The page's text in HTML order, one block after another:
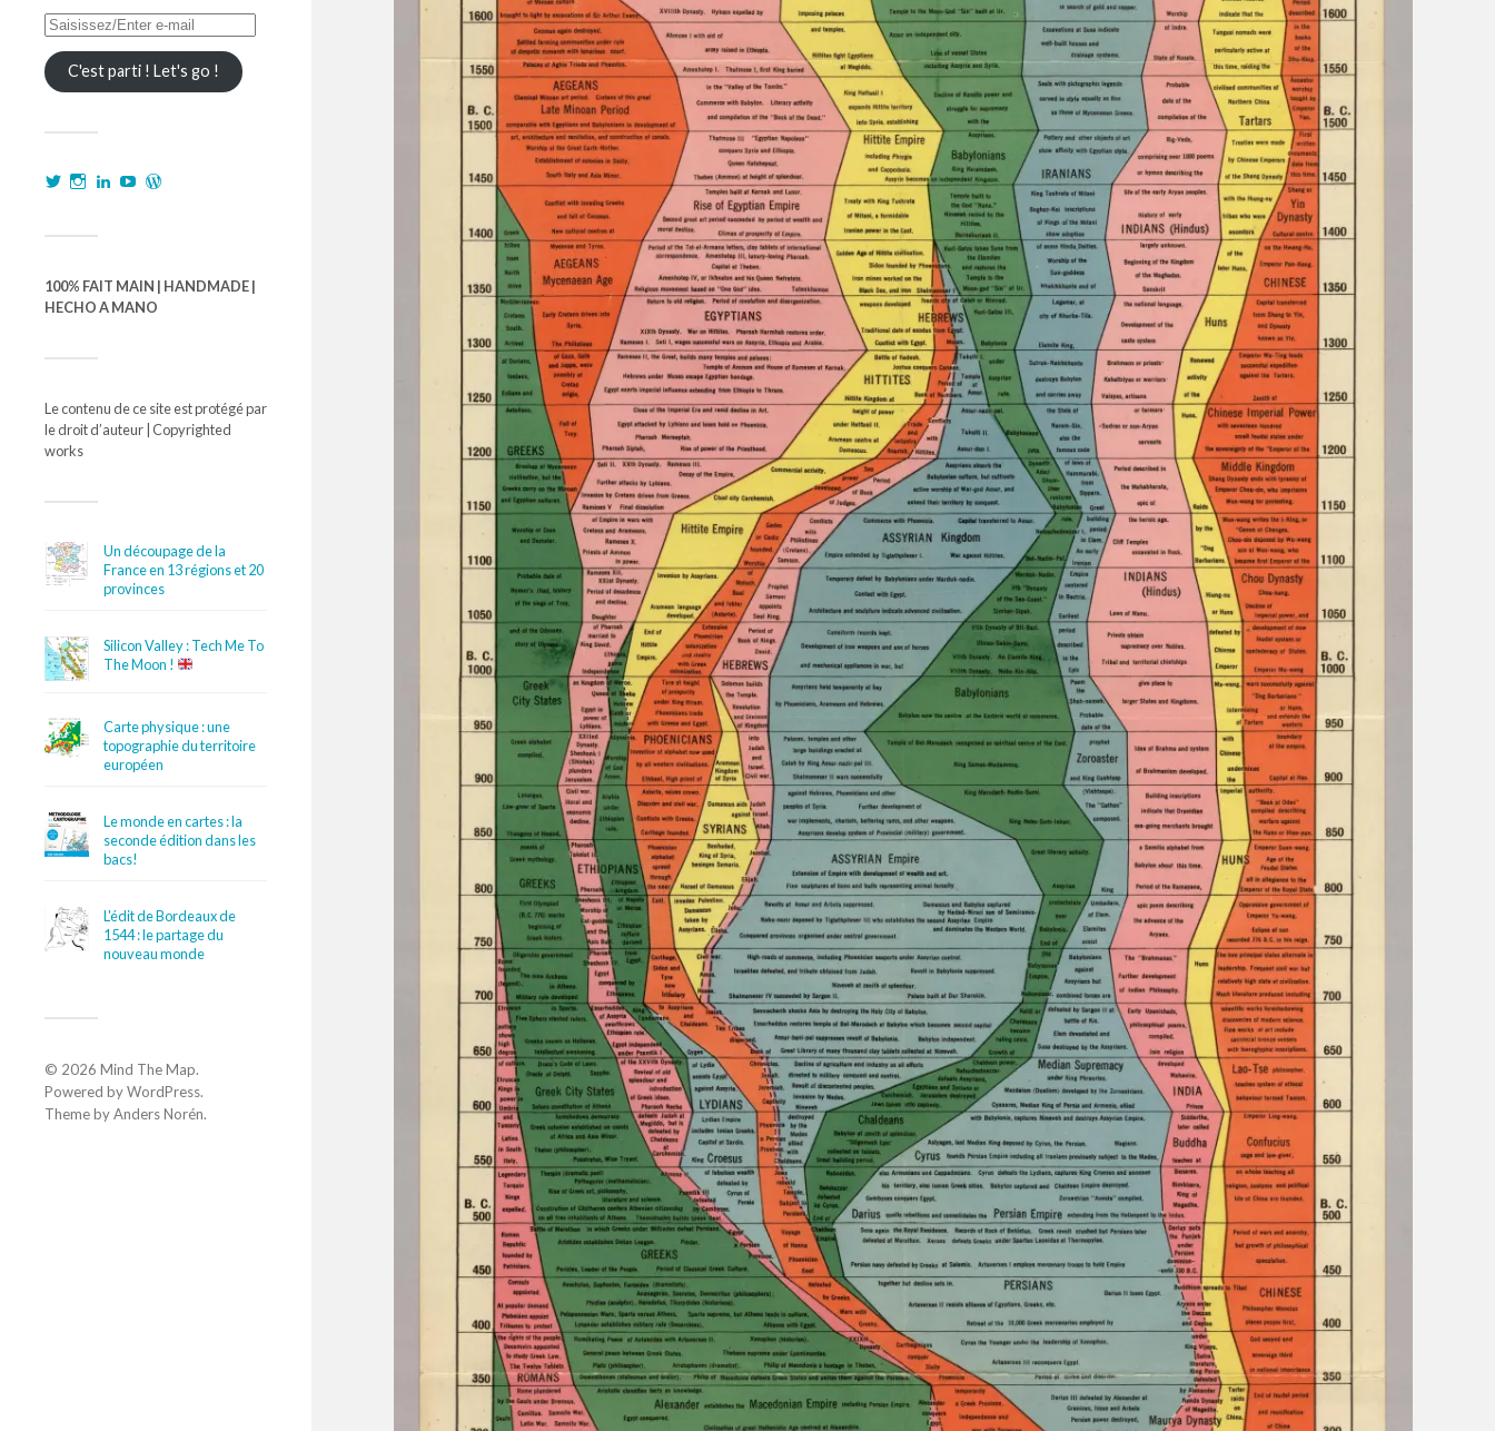
C'est parti ! Let's go !
100% FAIT MAIN | HANDMADE |
HECHO A MANO
Le contenu de ce site est protégé par
le droit d’auteur | Copyrighted
works
Un découpage de la
France en 13 régions et 20
provinces
Silicon Valley : Tech Me To
The Moon !
Carte physique : une
topographie du territoire
européen
Le monde en cartes : la
seconde édition dans les
bacs!
L'édit de Bordeaux de
1544 : le partage du
nouveau monde
© 2026 Mind The Map.
Powered byWordPress.
Theme byAnders Norén.